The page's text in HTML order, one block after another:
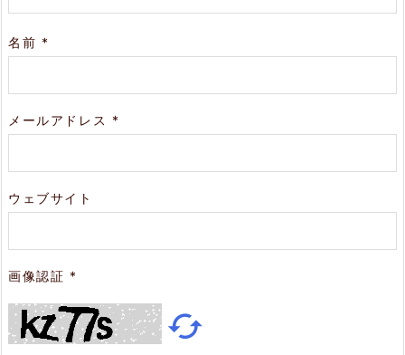
名前 *
メールアドレス *
ウェブサイト
画像認証 *
